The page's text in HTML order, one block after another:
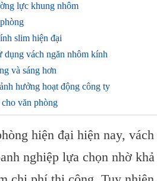
lực khung nhôm
slim hiện đại
dụng vách ngăn nhôm kính
và sáng hơn
hưởng hoạt động công ty
văn phòng
khi thi công
tuyệt đối
giá rẻ
kính cho văn phòng?
hiện đại hiện nay,
nghiệp lựa chọn nhờ